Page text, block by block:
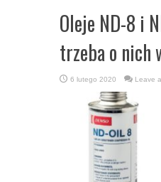
Oleje ND-8 i
trzeba o nich
6 lutego 2020 Leave